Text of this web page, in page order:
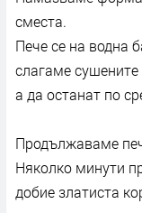
сместа.
Пече се на водна
слагаме
а да останат по
Продължаваме
Няколко минути
добие златиста